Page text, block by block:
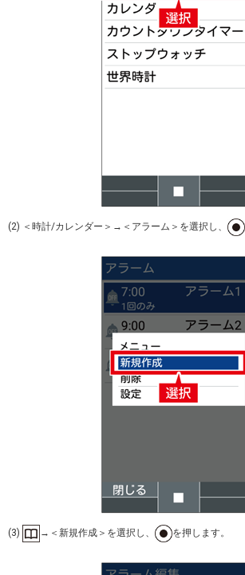
(2) ＜時計/カレンダー＞→＜アラーム＞を選択し、
(3) →＜新規作成＞を選択し、 を押します。